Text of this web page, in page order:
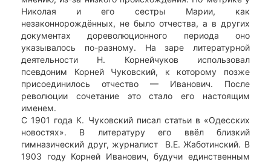
Николая и его сестры Марии, как
незаконнорождённых, не было отчества, а в других
документах дореволюционного периода оно
указывалось по-разному. На заре литературной
деятельности Н. Корнейчуков использовал
псевдоним Корней Чуковский, к которому позже
присоединилось отчество — Иванович. После
революции сочетание это стало его настоящим
именем.
С 1901 года К. Чуковский писал статьи в «Одесских
новостях». В литературу его ввёл близкий
гимназический друг, журналист В.Е. Жаботинский. В
1903 году Корней Иванович, будучи единственным